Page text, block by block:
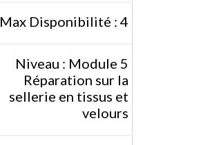
Max Disponibilité : 4
Niveau : Module 5
Réparation sur la
sellerie en tissus et
velours